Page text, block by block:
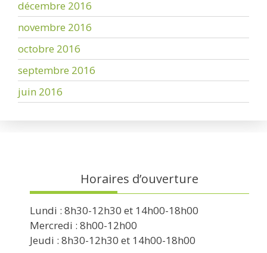
décembre 2016
novembre 2016
octobre 2016
septembre 2016
juin 2016
Horaires d’ouverture
Lundi : 8h30-12h30 et 14h00-18h00
Mercredi : 8h00-12h00
Jeudi : 8h30-12h30 et 14h00-18h00